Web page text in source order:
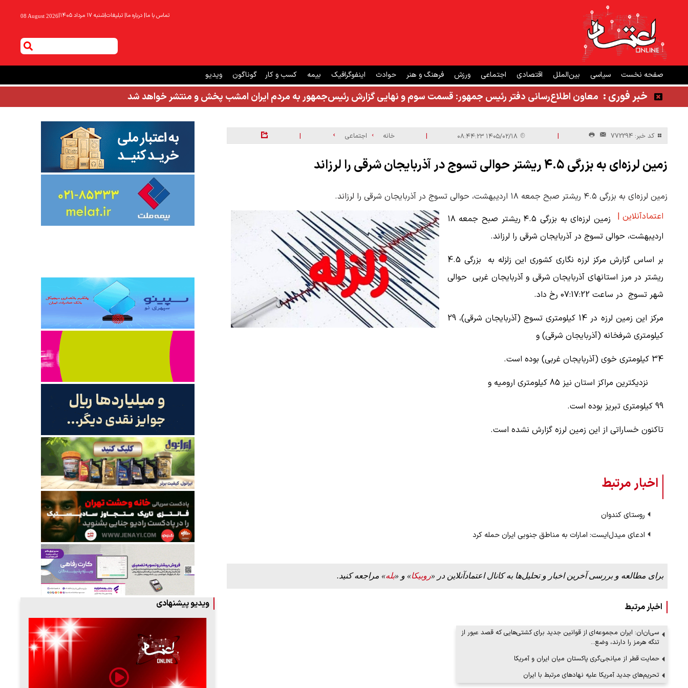
تماس با ما| درباره ما| تبلیغات|شنبه ۱۷ مرداد ۱۴۰۵ |
08 August 2026
صفحه نخست سیاسی بین‌الملل اقتصادی اجتماعی ورزش فرهنگ و هنر حوادث اینفوگرافیک بیمه کسب و کار گوناگون ویدیو
خبر فوری : معاون اطلاع‌رسانی دفتر رئیس جمهور: قسمت سوم و نهایی گزارش رئیس‌جمهور به مردم ایران امشب پخش و منتشر خواهد شد
کد خبر: 772294 |
| خانه اجتماعی |
زمین لرزه‌ای به بزرگی ۴.۵ ریشتر حوالی تسوج در آذربایجان شرقی را لرزاند
زمین لرزه‌ای به بزرگی ۴.۵ ریشتر صبح جمعه ۱۸ اردیبهشت، حوالی تسوج در آذربایجان شرقی را لرزاند.
اعتمادآنلاین |
زمین لرزه‌ای به بزرگی ۴.۵ ریشتر صبح جمعه ۱۸
اردیبهشت، حوالی تسوج در آذربایجان شرقی را لرزاند.
بر اساس گزارش مرکز لرزه نگاری کشوری این زلزله به بزرگی 4.5
ریشتر در مرز استانهای آذربایجان شرقی و آذربایجان غربی حوالی
شهر تسوج در ساعت 07:17:22 رخ داد.
مرکز این زمین لرزه در 14 کیلومتری تسوج (آذربایجان شرقی)، 29
کیلومتری شرفخانه (آذربایجان شرقی) و
34 کیلومتری خوی (آذربایجان غربی) بوده است.
نزدیکترین مراکز استان نیز 85 کیلومتری ارومیه و
99 کیلومتری تبریز بوده است.
تاکنون خساراتی از این زمین لرزه گزارش نشده است.
اخبار مرتبط
روستای کندوان
ادعای میدل‌ایست: امارات به مناطق جنوبی ایران حمله کرد
برای مطالعه و بررسی آخرین اخبار و تحلیل‌ها به کانال اعتمادآنلاین در «روبیکا» و «بله» مراجعه کنید.
اخبار مرتبط
سی‌ان‌ان: ایران مجموعه‌ای از قوانین جدید برای کشتی‌هایی که قصد عبور از
تنگه هرمز را دارند، وضع…
حمایت قطر از میانجی‌گری پاکستان میان ایران و آمریکا
تحریم‌های جدید آمریکا علیه نهادهای مرتبط با ایران
ویدیو پیشنهادی